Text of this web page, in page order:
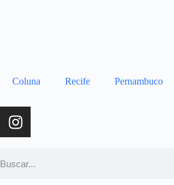
Coluna Recife Pernambuco